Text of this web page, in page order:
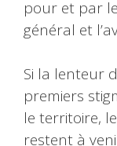
pour et par
général et
Si la lenteur
premiers
le territoire,
restent à